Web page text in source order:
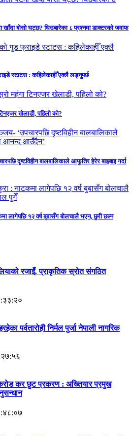
खाँदा बोसो घट्छ? घिउबारेका ८ प्रश्नमा डाक्टरको जवाफ
स्टाटस : कहिलेकाहीँ एक्लै लड्नुपर्छ
खेलाडी, पहिलो को?
दृष्टविहीन बालबालिकाले आफूतिर हेरेर बाइबाइ गर्दा
लागेपछि १२ वर्ष बुबासँग बोलचालै भएन, छुरी छल्न
रजाइँ, प्राकृतिक स्रोत संगठित
पर्वतारोही निर्मल पुर्जा नेपाली नागरिक
कर छुट प्रकरण : अख्तियार प्रमुख